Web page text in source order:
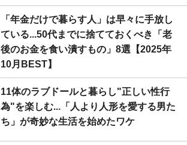
「年金だけで暮らす人」は早々に手放し
ている...50代までに捨てておくべき「老
後のお金を食い潰すもの」8選【2025年
10月BEST】
11体のラブドールと暮らし"正しい性行
為"を楽しむ...「人より人形を愛する男た
ち」が奇妙な生活を始めたワケ